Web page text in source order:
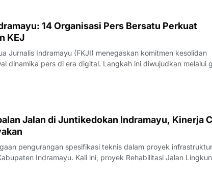
14 Organisasi Pers Bersatu Perkuat
KEJ
Jurnalis Indramayu (FKJI) menegaskan komitmen kesolidan
dinamika pers di era digital. Langkah ini diwujudkan melalui
di Rumah Makan Payoe, Jalan Olahraga,
Jalan di Juntikedokan Indramayu, Kinerja
pengurangan spesifikasi teknis dalam proyek
Indramayu. Kali ini, proyek Rehabilitasi Jalan
Juntinyuat, berada di bawah sorotan tajam lantaran